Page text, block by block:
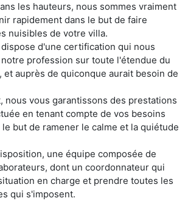
les hauteurs, nous sommes vraiment
rapidement dans le but de faire
nuisibles de votre villa.
d'une certification qui nous
profession sur toute l'étendue du
auprès de quiconque aurait besoin de
nous vous garantissons des prestations
en tenant compte de vos besoins
but de ramener le calme et la quiétude
une équipe composée de
dont un coordonnateur qui
en charge et prendre toutes les
qui s'imposent.